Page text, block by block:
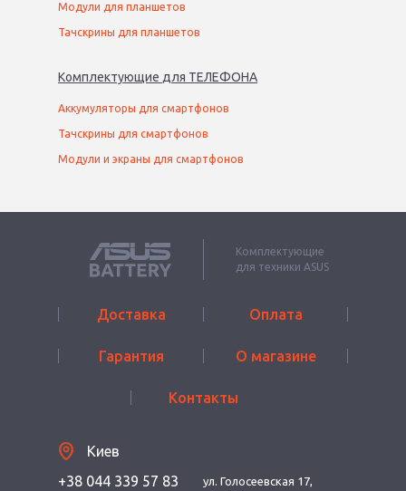
Модули для планшетов
Тачскрины для планшетов
Комплектующие для ТЕЛЕФОНА
Аккумуляторы для смартфонов
Тачскрины для смартфонов
Модули и экраны для смартфонов
Комплектующие
для техники ASUS
Доставка Оплата
Гарантия О магазине
Контакты
Киев
+38 044 339 57 83
ул. Голосеевская 17,